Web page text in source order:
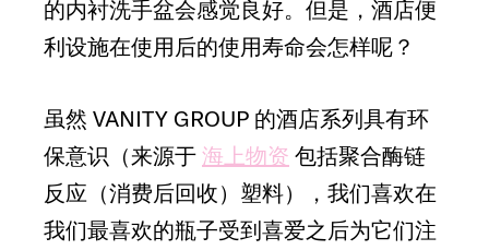
的内衬洗手盆会感觉良好。但是，酒店便
利设施在使用后的使用寿命会怎样呢？
虽然 VANITY GROUP 的酒店系列具有环
保意识（来源于 海上物资 包括聚合酶链
反应（消费后回收）塑料），我们喜欢在
我们最喜欢的瓶子受到喜爱之后为它们注